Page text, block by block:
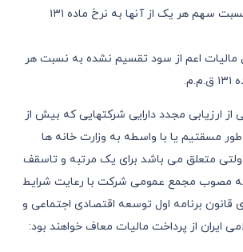
شرکتهای تعاونی به نسبت سهم هر یک از آنها به نرخ ماده ١٣١
مالیات اعم از سود تقسیم نشده به نسبت هر
از ارزیابی مجدد دارایی شرکتهایی که بیش از
طور مسقتیم یا با واسطه به وزارت خانه ها
متعلق می باشد برای یک مرتبه و تاسقف
مصوب مجمع عمومی شرکت با رعایت شرایط
قانون برنامه اول توسعه اقتصادی اجتماعی و
ایران از پرداخت مالیات معاف خواهند بود: